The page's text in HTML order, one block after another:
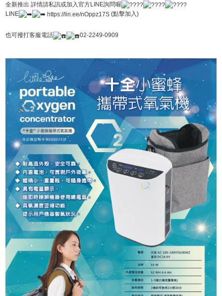
全新推出 詳情請私訊或加入官方LINE詢問喔
LINE
https://lin.ee/nOppz17S (點擊加入)
也可撥打客服電話 02-2249-0909